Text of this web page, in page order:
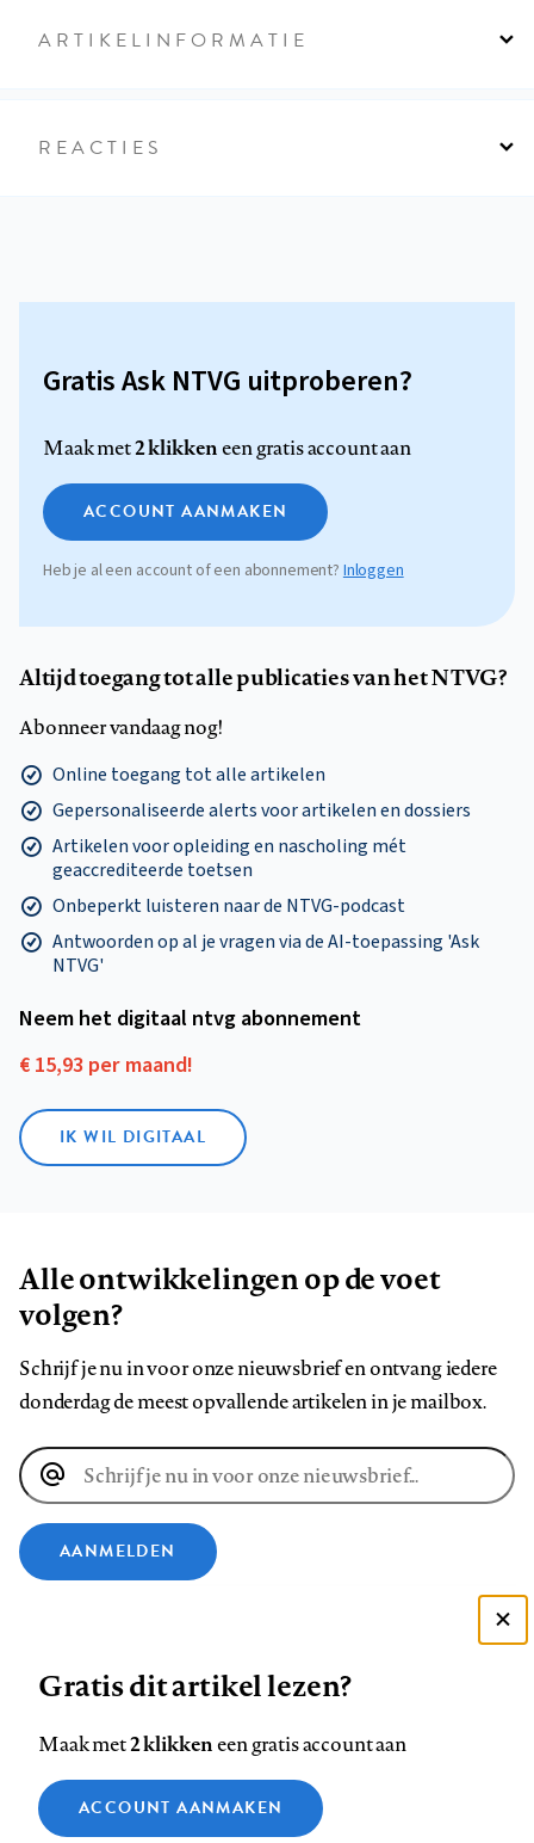
ARTIKELINFORMATIE
REACTIES
Gratis Ask NTVG uitproberen?
Maak met2 klikkeneen gratis account aan
ACCOUNT AANMAKEN
Heb je al een account of een abonnement?Inloggen
Altijd toegang tot alle publicaties van het NTVG?
Abonneer vandaag nog!
Online toegang tot alle artikelen
Gepersonaliseerde alerts voor artikelen en dossiers
Artikelen voor opleiding en nascholing mét
geaccrediteerde toetsen
Onbeperkt luisteren naar de NTVG-podcast
Antwoorden op al je vragen via de AI-toepassing 'Ask
NTVG'
Neem het digitaal ntvg abonnement
€ 15,93 per maand!
IK WIL DIGITAAL
Alle ontwikkelingen op de voet
volgen?
Schrijf je nu in voor onze nieuwsbrief en ontvang iedere
donderdag de meest opvallende artikelen in je mailbox.
E-
mailadres
AANMELDEN
ons
op
Facebook
ons
op
LinkedIn
ons
op
Bluesky
ons
op
Instagram
ons
op
YouTube
ons
Footer
Contact Colofon Disclaimer Privacy
Medische vragen verdienen
Gratis dit artikel lezen?
Maak met2 klikkeneen gratis account aan
ACCOUNT AANMAKEN
Zie onze cookie policy
Analytische cookies